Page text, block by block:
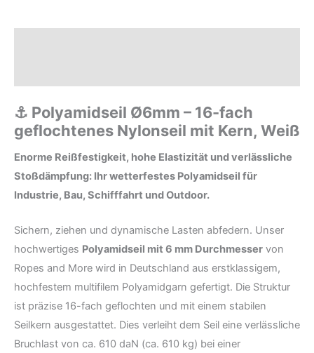
⚓ Polyamidseil Ø6mm – 16-fach
geflochtenes Nylonseil mit Kern, Weiß
Enorme Reißfestigkeit, hohe Elastizität und verlässliche
Stoßdämpfung: Ihr wetterfestes Polyamidseil für
Industrie, Bau, Schifffahrt und Outdoor.
Sichern, ziehen und dynamische Lasten abfedern. Unser
hochwertiges Polyamidseil mit 6 mm Durchmesser von
Ropes and More wird in Deutschland aus erstklassigem,
hochfestem multifilem Polyamidgarn gefertigt. Die Struktur
ist präzise 16-fach geflochten und mit einem stabilen
Seilkern ausgestattet. Dies verleiht dem Seil eine verlässliche
Bruchlast von ca. 610 daN (ca. 610 kg) bei einer